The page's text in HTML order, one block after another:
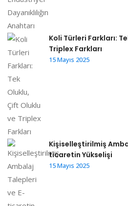
Koli Türleri Farkları:
Triplex Farkları
15 Mayıs 2025
Kişiselleştirilmiş
ticaretin Yükselişi
15 Mayıs 2025